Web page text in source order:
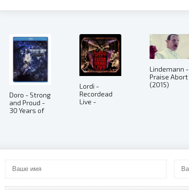
Doro - Strong
and Proud -
30 Years of
Lordi -
Recordead
Live -
Lindemann -
Praise Abort
(2015)